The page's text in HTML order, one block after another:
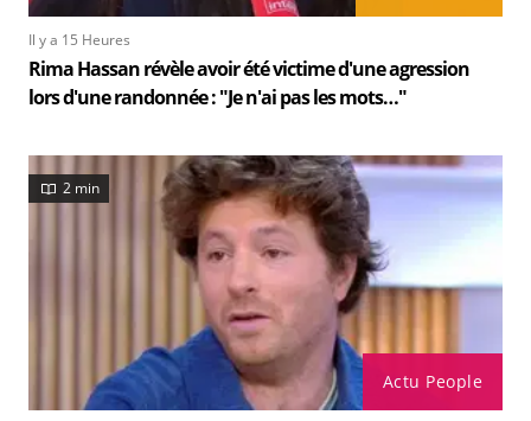
Il y a 15 Heures
Rima Hassan révèle avoir été victime d'une agression
lors d'une randonnée : "Je n'ai pas les mots…"
Actu People
2 min